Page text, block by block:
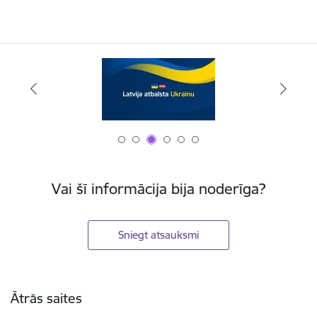
Vai šī informācija bija noderīga?
Sniegt atsauksmi
Ātrās saites